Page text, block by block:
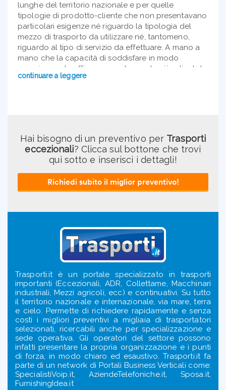
lunghe del territorio nazionale e per quelle
tipologie di prodotto-cliente che non presentavano
particolari esigenze né riguardo la tipologia del
mezzo di trasporto da utilizzare né, tantomeno,
riguardo al tipo di servizio da effettuare. A mano a
mano che la capacità di soddisfare in modo
maggiormente efficace una domanda più articolata
e mutevole era diventata la maggiore priorità
propensione ad innovare per seguire e spesso
prevenire le tendenze del mercato, diveniva il
provider di riferimento di importanti gruppi industriali
che si insediavano nel territorio del Centro Italia.
continuare a leggere
Hai bisogno di un preventivo per Trasporti
eccezionali? Clicca sul bottone che trovi
qui sotto e inserisci i dettagli!
Richiedi subito il miglior preventivo!
Trasporti.it è un portale specializzato in trasporti
importanti (Eccezionali, ADR, Collettame, Macchinari
industriali, Mezzi agricoli, ecc) e continuativi. Su tutto
il territorio nazionale e internazionale, via mare, terra
e cielo. Permette di richiedere rapidamente e senza
costi i migliori preventivi a migliaia di trasportatori
selezionati, ricercabili anche per specializzazione e
sede operativa. Gli operatori del settore possono
infatti presentare la propria organizzazione e i punti
di forza, in modo chiaro ed esaustivo. Trasporti.it fa
parte di un network di Portali Business Verticali come:
SpecialistiVoip.it, AziendeTelefoniche.it, Sposa.it,
FurnishingIdea.it